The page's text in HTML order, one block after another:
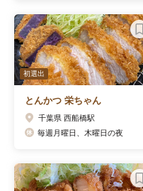
初選出
とんかつ 栄ちゃん
千葉県 西船橋駅
毎週月曜日、木曜日の夜